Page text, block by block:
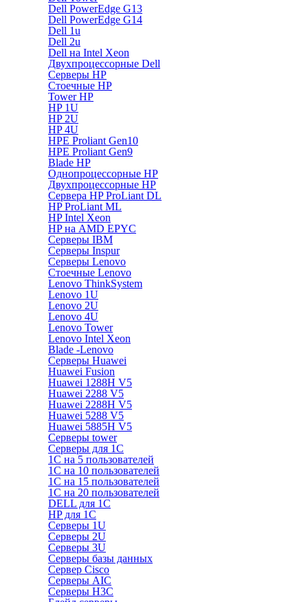
Dell PowerEdge G13
Dell PowerEdge G14
Dell 1u
Dell 2u
Dell на Intel Xeon
Двухпроцессорные Dell
Серверы HP
Стоечные HP
Tower HP
HP 1U
HP 2U
HP 4U
HPE Proliant Gen10
HPE Proliant Gen9
Blade HP
Однопроцессорные HP
Двухпроцессорные HP
Сервера HP ProLiant DL
HP ProLiant ML
HP Intel Xeon
HP на AMD EPYC
Серверы IBM
Серверы Inspur
Серверы Lenovo
Стоечные Lenovo
Lenovo ThinkSystem
Lenovo 1U
Lenovo 2U
Lenovo 4U
Lenovo Tower
Lenovo Intel Xeon
Blade -Lenovo
Серверы Huawei
Huawei Fusion
Huawei 1288H V5
Huawei 2288 V5
Huawei 2288H V5
Huawei 5288 V5
Huawei 5885H V5
Серверы tower
Серверы для 1C
1С на 5 пользователей
1С на 10 пользователей
1С на 15 пользователей
1С на 20 пользователей
DELL для 1С
HP для 1С
Серверы 1U
Серверы 2U
Серверы 3U
Серверы базы данных
Сервер Cisco
Серверы AIC
Серверы H3C